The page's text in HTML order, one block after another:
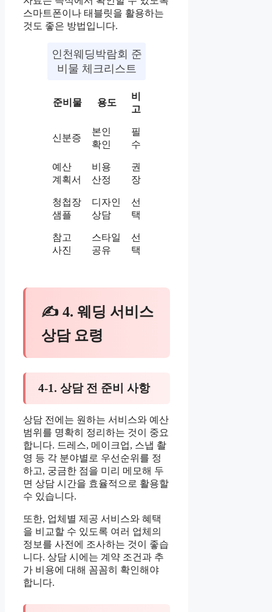
스마트폰이나 태블릿을 활용하는
것도 좋은 방법입니다.
인천웨딩박람회 준
비물 체크리스트
준비물 용도
비
고
신분증
본인
확인
필
수
예산
계획서
비용
산정
권
장
청첩장
샘플
디자인
상담
선
택
참고
사진
스타일
공유
선
택
✍ 4. 웨딩 서비스
상담 요령
4-1. 상담 전 준비 사항
상담 전에는 원하는 서비스와 예산
범위를 명확히 정리하는 것이 중요
합니다. 드레스, 메이크업, 스냅 촬
영 등 각 분야별로 우선순위를 정
하고, 궁금한 점을 미리 메모해 두
면 상담 시간을 효율적으로 활용할
수 있습니다.
또한, 업체별 제공 서비스와 혜택
을 비교할 수 있도록 여러 업체의
정보를 사전에 조사하는 것이 좋습
니다. 상담 시에는 계약 조건과 추
가 비용에 대해 꼼꼼히 확인해야
합니다.